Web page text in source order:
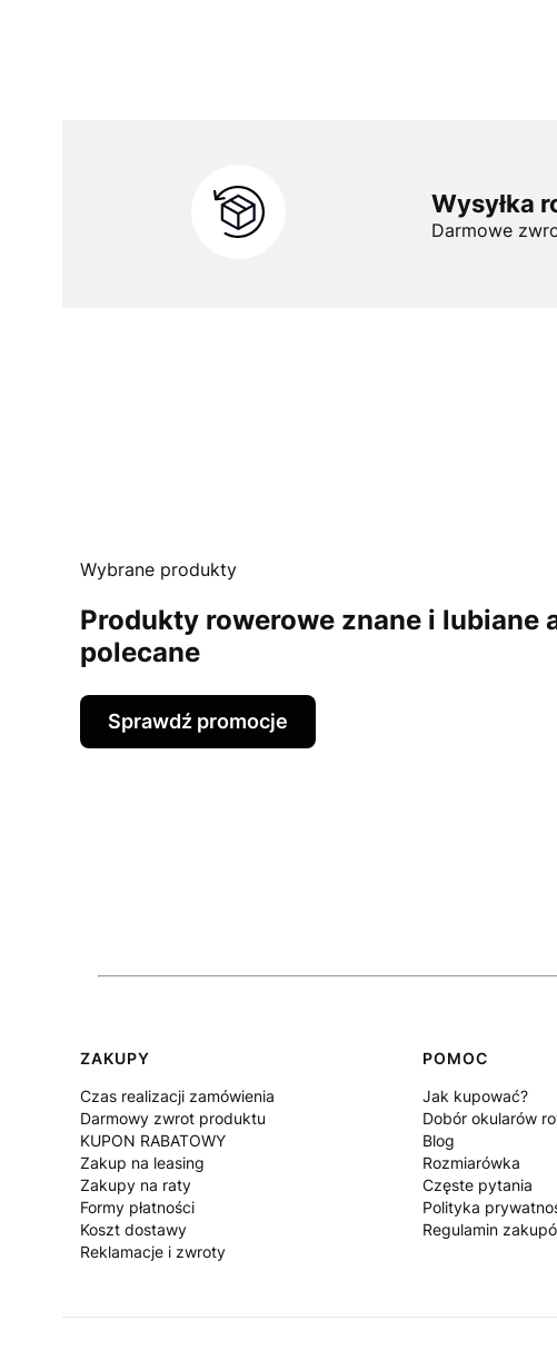
Wysyłka
Darmowe
Wybrane produkty
Produkty rowerowe znane i lubiane
polecane
Sprawdź promocje
Linki w stopce
ZAKUPY
Czas realizacji zamówienia
Darmowy zwrot produktu
KUPON RABATOWY
Zakup na leasing
Zakupy na raty
Formy płatności
Koszt dostawy
Reklamacje i zwroty
POMOC
Jak kupować?
Dobór okularów
Blog
Rozmiarówka
Częste pytania
Polityka
Regulamin